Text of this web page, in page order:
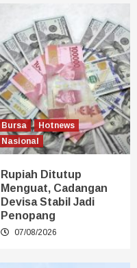
Bursa
Hotnews
Nasional
Rupiah Ditutup
Menguat, Cadangan
Devisa Stabil Jadi
Penopang
07/08/2026